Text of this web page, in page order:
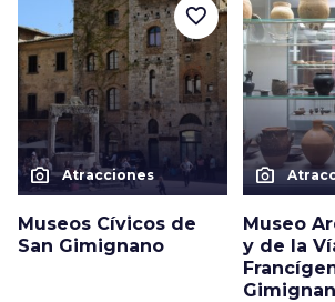
photo_camera Atracciones
Museos Cívicos de
San Gimignano
favorite_border
photo_camera
Museo
y de la